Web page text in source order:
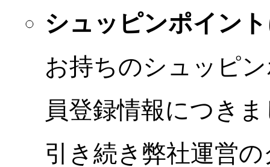
シュッピンポイン
お持ちのシュッピ
員登録情報につき
引き続き弊社運営